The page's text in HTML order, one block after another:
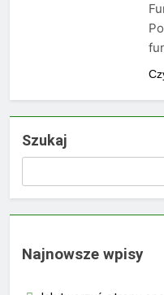
Szukaj
Najnowsze wpisy